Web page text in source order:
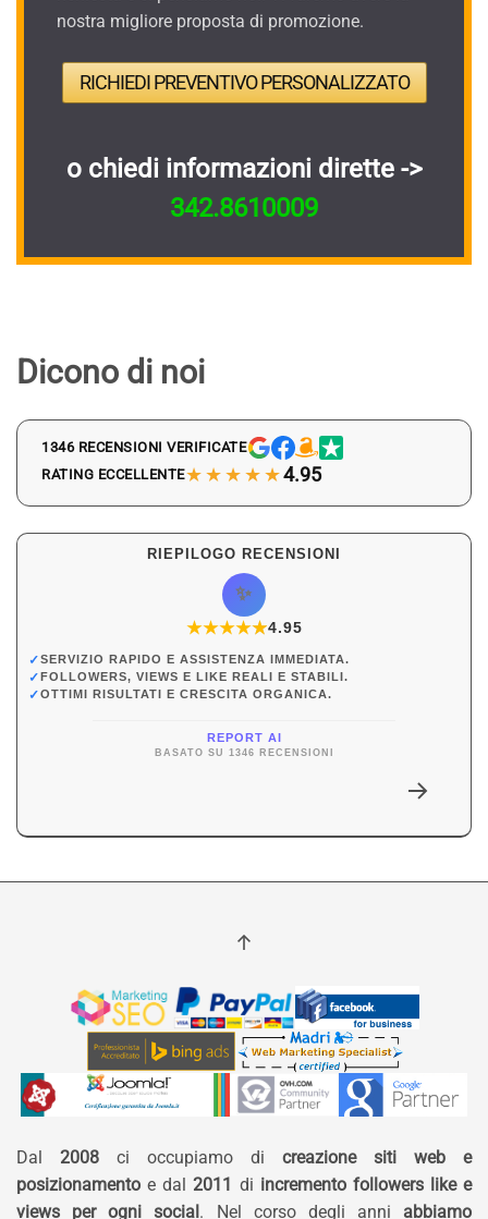
nostra migliore proposta di promozione.
RICHIEDI PREVENTIVO PERSONALIZZATO
o chiedi informazioni dirette ->
342.8610009
Dicono di noi
1346 RECENSIONI VERIFICATE
RATING ECCELLENTE★★★★★4.95
RIEPILOGO RECENSIONI
✨
★★★★★
★4.95
✓SERVIZIO RAPIDO E ASSISTENZA IMMEDIATA.
✓FOLLOWERS, VIEWS E LIKE REALI E STABILI.
✓OTTIMI RISULTATI E CRESCITA ORGANICA.
REPORT AI
BASATO SU 1346 RECENSIONI
Dal 2008 ci occupiamo di creazione siti web e
posizionamento e dal 2011 di incremento followers like e
views per ogni social. Nel corso degli anni abbiamo